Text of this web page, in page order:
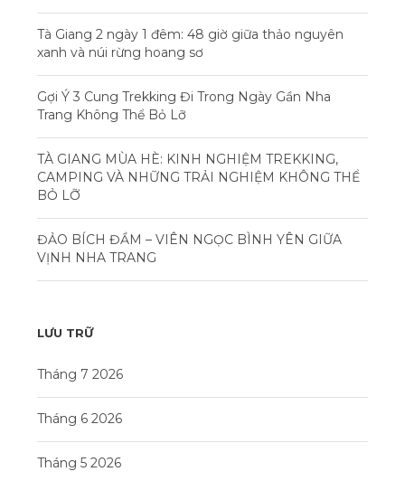
Tà Giang 2 ngày 1 đêm: 48 giờ giữa thảo nguyên
xanh và núi rừng hoang sơ
Gợi Ý 3 Cung Trekking Đi Trong Ngày Gần Nha
Trang Không Thể Bỏ Lỡ
TÀ GIANG MÙA HÈ: KINH NGHIỆM TREKKING,
CAMPING VÀ NHỮNG TRẢI NGHIỆM KHÔNG THỂ
BỎ LỠ
ĐẢO BÍCH ĐẦM – VIÊN NGỌC BÌNH YÊN GIỮA
VỊNH NHA TRANG
LƯU TRỮ
Tháng 7 2026
Tháng 6 2026
Tháng 5 2026